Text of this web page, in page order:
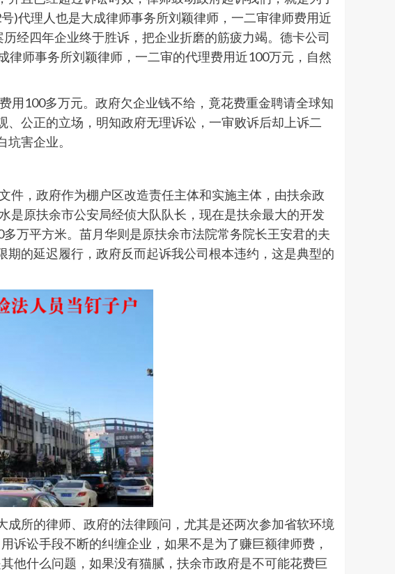
)代理人也是大成律师事务所刘颖律师，一二审律师费用近
经四年企业终于胜诉，把企业折磨的筋疲力竭。德卡公司
师事务所刘颖律师，一二审的代理费用近100万元，自然
用100多万元。政府欠企业钱不给，竟花费重金聘请全球知
公正的立场，明知政府无理诉讼，一审败诉后却上诉二
害企业。
件，政府作为棚户区改造责任主体和实施主体，由扶余政
是原扶余市公安局经侦大队队长，现在是扶余最大的开发
万平方米。苗月华则是原扶余市法院常务院长王安君的夫
的延迟履行，政府反而起诉我公司根本违约，这是典型的
所的律师、政府的法律顾问，尤其是还两次参加省软环境
诉讼手段不断的纠缠企业，如果不是为了赚巨额律师费，
他什么问题，如果没有猫腻，扶余市政府是不可能花费巨